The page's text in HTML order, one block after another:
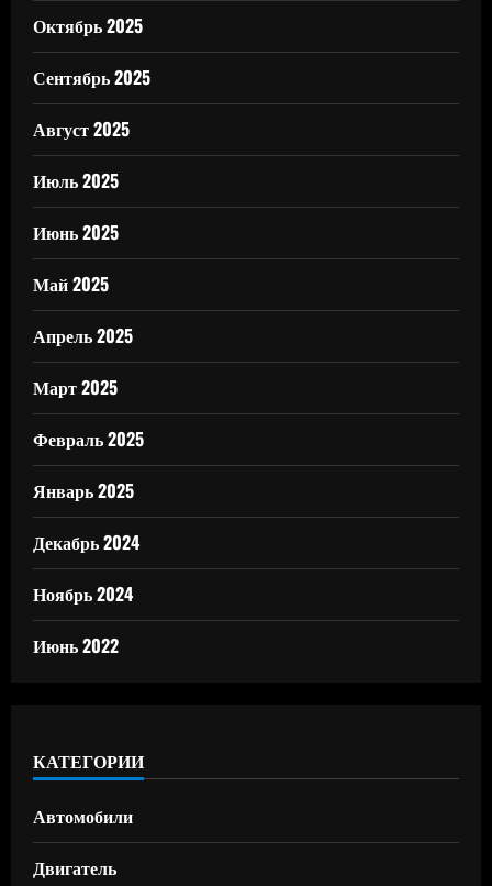
Октябрь 2025
Сентябрь 2025
Август 2025
Июль 2025
Июнь 2025
Май 2025
Апрель 2025
Март 2025
Февраль 2025
Январь 2025
Декабрь 2024
Ноябрь 2024
Июнь 2022
КАТЕГОРИИ
Автомобили
Двигатель